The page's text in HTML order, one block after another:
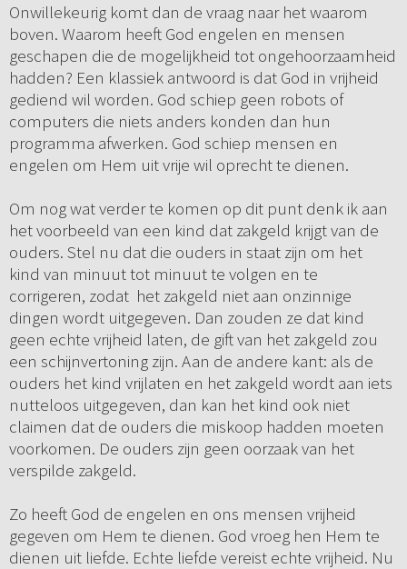
Onwillekeurig komt dan de vraag naar het waarom
boven. Waarom heeft God engelen en mensen
geschapen die de mogelijkheid tot ongehoorzaamheid
hadden? Een klassiek antwoord is dat God in vrijheid
gediend wil worden. God schiep geen robots of
computers die niets anders konden dan hun
programma afwerken. God schiep mensen en
engelen om Hem uit vrije wil oprecht te dienen.
Om nog wat verder te komen op dit punt denk ik aan
het voorbeeld van een kind dat zakgeld krijgt van de
ouders. Stel nu dat die ouders in staat zijn om het
kind van minuut tot minuut te volgen en te
corrigeren, zodat het zakgeld niet aan onzinnige
dingen wordt uitgegeven. Dan zouden ze dat kind
geen echte vrijheid laten, de gift van het zakgeld zou
een schijnvertoning zijn. Aan de andere kant: als de
ouders het kind vrijlaten en het zakgeld wordt aan iets
nutteloos uitgegeven, dan kan het kind ook niet
claimen dat de ouders die miskoop hadden moeten
voorkomen. De ouders zijn geen oorzaak van het
verspilde zakgeld.
Zo heeft God de engelen en ons mensen vrijheid
gegeven om Hem te dienen. God vroeg hen Hem te
dienen uit liefde. Echte liefde vereist echte vrijheid. Nu